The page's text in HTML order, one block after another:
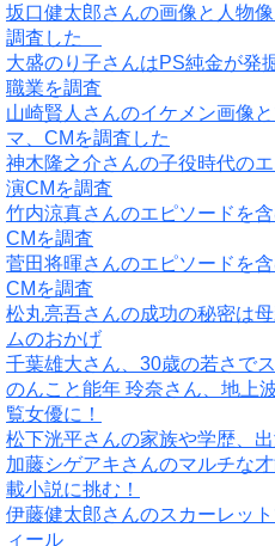
坂口健太郎さんの画像と人物
調査した
大盛のり子さんはPS純金が発
職業を調査
山崎賢人さんのイケメン画像
マ、CMを調査した
神木隆之介さんの子役時代の
演CMを調査
竹内涼真さんのエピソードを
CMを調査
菅田将暉さんのエピソードを
CMを調査
松丸亮吾さんの成功の秘密は
ムのおかげ
千葉雄大さん、30歳の若さで
のんこと能年 玲奈さん、地上
覧女優に！
松下洸平さんの家族や学歴、
加藤シゲアキさんのマルチな
載小説に挑む！
伊藤健太郎さんのスカーレッ
ィール